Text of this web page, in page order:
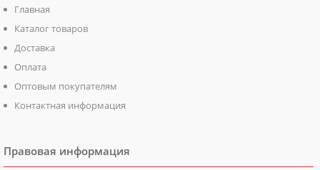
Главная
Каталог товаров
Доставка
Оплата
Оптовым покупателям
Контактная информация
Правовая информация